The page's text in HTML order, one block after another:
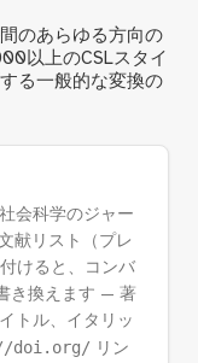
のあらゆる方向の
以上のCSLスタイ
る一般的な変換の
会科学のジャー
献リスト（プレ
けると、コンバ
き換えます — 著
トル、イタリッ
doi.org/ リン